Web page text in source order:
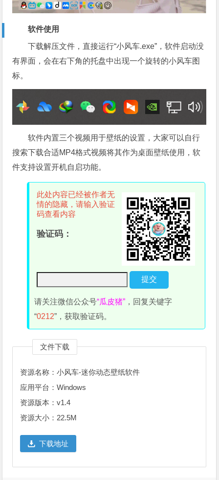
软件使用
下载解压文件，直接运行“小风车.exe”，软件启动没
有界面，会在右下角的托盘中出现一个旋转的小风车图
标。
软件内置三个视频用于壁纸的设置，大家可以自行
搜索下载合适MP4格式视频将其作为桌面壁纸使用，软
件支持设置开机自启功能。
此处内容已经被作者无
情的隐藏，请输入验证
码查看内容
验证码：
请关注微信公众号“瓜皮猪” ，回复关键字
“0212”，获取验证码。
文件下载
资源名称：小风车-迷你动态壁纸软件
应用平台：Windows
资源版本：v1.4
资源大小：22.5M
下载地址